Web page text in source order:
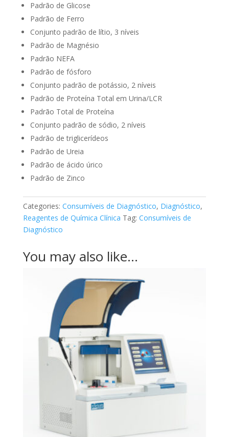
Padrão de Glicose
Padrão de Ferro
Conjunto padrão de lítio, 3 níveis
Padrão de Magnésio
Padrão NEFA
Padrão de fósforo
Conjunto padrão de potássio, 2 níveis
Padrão de Proteína Total em Urina/LCR
Padrão Total de Proteína
Conjunto padrão de sódio, 2 níveis
Padrão de triglicerídeos
Padrão de Ureia
Padrão de ácido úrico
Padrão de Zinco
Categories: Consumíveis de Diagnóstico, Diagnóstico,
Reagentes de Química Clínica Tag: Consumíveis de
Diagnóstico
You may also like…